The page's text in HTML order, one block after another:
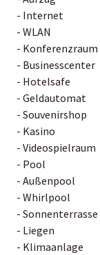
- Internet
- WLAN
- Konferenzraum
- Businesscenter
- Hotelsafe
- Geldautomat
- Souvenirshop
- Kasino
- Videospielraum
- Pool
- Außenpool
- Whirlpool
- Sonnenterrasse
- Liegen
- Klimaanlage